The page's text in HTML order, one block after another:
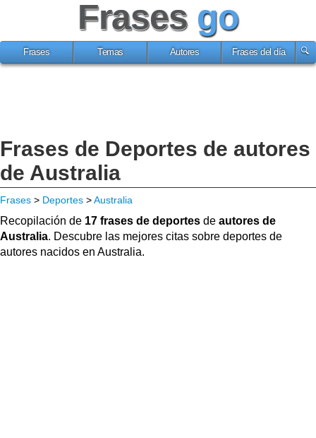
Frases go
Frases Temas Autores Frases del día
Frases de Deportes de autores
de Australia
Frases > Deportes >Australia
Recopilación de 17 frases de deportes de autores de
Australia. Descubre las mejores citas sobre deportes de
autores nacidos en Australia.